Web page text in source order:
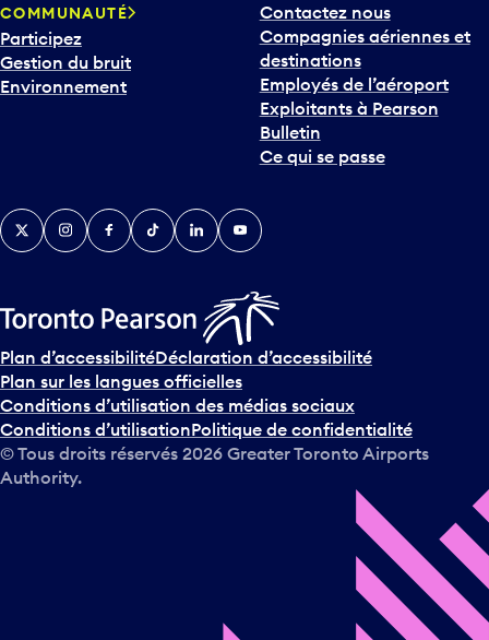
o
u
r
i
v
e
n
s
u
r
l
e
c
a
COMMUNAUTÉ
Participez
Gestion du bruit
Environnement
Contactez nous
Compagnies aériennes et
destinations
Employés de l’aéroport
Exploitants à Pearson
Bulletin
Ce qui se passe
TwitterInstagramFacebook
TikTokLinkedInYouTube
Plan d’accessibilitéDéclaration d’accessibilité
Plan sur les langues officielles
Conditions d’utilisation des médias sociaux
Conditions d’utilisationPolitique de confidentialité
© Tous droits réservés 2026 Greater Toronto Airports
Authority.